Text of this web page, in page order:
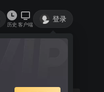
历史 客户端
登录